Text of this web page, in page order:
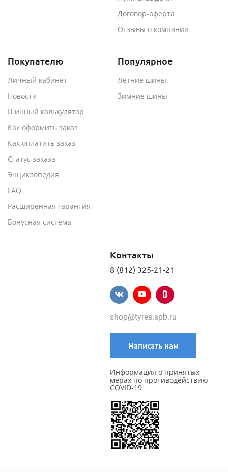
Договор-оферта
Отзывы о компании
Покупателю
Личный кабинет
Новости
Шинный калькулятор
Как оформить заказ
Как оплатить заказ
Статус заказа
Энциклопедия
FAQ
Расширенная гарантия
Бонусная система
Популярное
Летние шины
Зимние шины
Контакты
8 (812) 325-21-21
shop@tyres.spb.ru
Написать нам
Информация о принятых
мерах по противодействию
COVID-19